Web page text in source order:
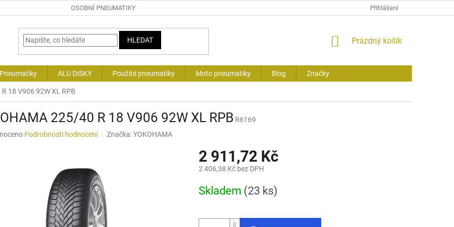
OSOBNÍ PNEUMATIKY Přihlášení
HLEDAT
NÁKUPNÍ
Prázdný košík
ALU DISKY Použité pneumatiky Moto pneumatiky Blog Značky
18 V906 92W XL RPB
225/40 R 18 V906 92W XL RPB R6169
Podrobnosti hodnocení Značka:YOKOHAMA
2 911,72 Kč
2 406,38 Kč bez DPH
cena:
Skladem (23 ks)